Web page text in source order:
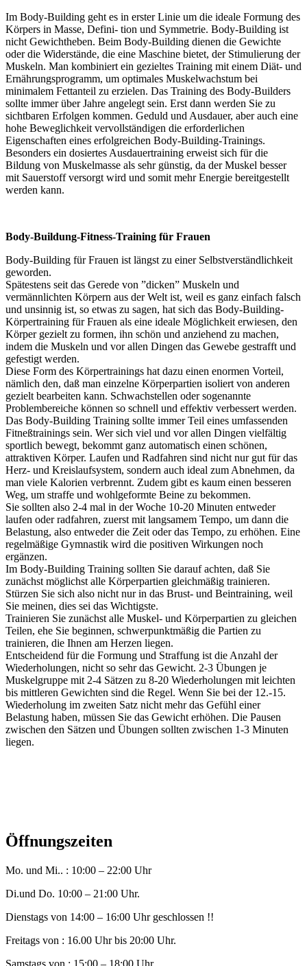
Im Body-Building geht es in erster Linie um die ideale Formung des
Körpers in Masse, Defini- tion und Symmetrie. Body-Building ist
nicht Gewichtheben. Beim Body-Building dienen die Gewichte
oder die Widerstände, die eine Maschine bietet, der Stimulierung der
Muskeln. Man kombiniert ein gezieltes Training mit einem Diät- und
Ernährungsprogramm, um optimales Muskelwachstum bei
minimalem Fettanteil zu erzielen. Das Training des Body-Builders
sollte immer über Jahre angelegt sein. Erst dann werden Sie zu
sichtbaren Erfolgen kommen. Geduld und Ausdauer, aber auch eine
hohe Beweglichkeit vervollständigen die erforderlichen
Eigenschaften eines erfolgreichen Body-Building-Trainings.
Besonders ein dosiertes Ausdauertraining erweist sich für die
Bildung von Muskelmasse als sehr günstig, da der Muskel besser
mit Sauerstoff versorgt wird und somit mehr Energie bereitgestellt
werden kann.
Body-Buildung-Fitness-Training für Frauen
Body-Building für Frauen ist längst zu einer Selbstverständlichkeit
geworden.
Spätestens seit das Gerede von ”dicken” Muskeln und
vermännlichten Körpern aus der Welt ist, weil es ganz einfach falsch
und unsinnig ist, so etwas zu sagen, hat sich das Body-Building-
Körpertraining für Frauen als eine ideale Möglichkeit erwiesen, den
Körper gezielt zu formen, ihn schön und anziehend zu machen,
indem die Muskeln und vor allen Dingen das Gewebe gestrafft und
gefestigt werden.
Diese Form des Körpertrainings hat dazu einen enormen Vorteil,
nämlich den, daß man einzelne Körperpartien isoliert von anderen
gezielt bearbeiten kann. Schwachstellen oder sogenannte
Problembereiche können so schnell und effektiv verbessert werden.
Das Body-Building Training sollte immer Teil eines umfassenden
Fitneßtrainings sein. Wer sich viel und vor allen Dingen vielfältig
sportlich bewegt, bekommt ganz automatisch einen schönen,
attraktiven Körper. Laufen und Radfahren sind nicht nur gut für das
Herz- und Kreislaufsystem, sondern auch ideal zum Abnehmen, da
man viele Kalorien verbrennt. Zudem gibt es kaum einen besseren
Weg, um straffe und wohlgeformte Beine zu bekommen.
Sie sollten also 2-4 mal in der Woche 10-20 Minuten entweder
laufen oder radfahren, zuerst mit langsamem Tempo, um dann die
Belastung, also entweder die Zeit oder das Tempo, zu erhöhen. Eine
regelmäßige Gymnastik wird die positiven Wirkungen noch
ergänzen.
Im Body-Building Training sollten Sie darauf achten, daß Sie
zunächst möglichst alle Körperpartien gleichmäßig trainieren.
Stürzen Sie sich also nicht nur in das Brust- und Beintraining, weil
Sie meinen, dies sei das Wichtigste.
Trainieren Sie zunächst alle Muskel- und Körperpartien zu gleichen
Teilen, ehe Sie beginnen, schwerpunktmäßig die Partien zu
trainieren, die Ihnen am Herzen liegen.
Entscheidend für die Formung und Straffung ist die Anzahl der
Wiederholungen, nicht so sehr das Gewicht. 2-3 Übungen je
Muskelgruppe mit 2-4 Sätzen zu 8-20 Wiederholungen mit leichten
bis mittleren Gewichten sind die Regel. Wenn Sie bei der 12.-15.
Wiederholung im zweiten Satz nicht mehr das Gefühl einer
Belastung haben, müssen Sie das Gewicht erhöhen. Die Pausen
zwischen den Sätzen und Übungen sollten zwischen 1-3 Minuten
liegen.
Öffnungszeiten
Mo. und Mi.. : 10:00 – 22:00 Uhr
Di.und Do. 10:00 – 21:00 Uhr.
Dienstags von 14:00 – 16:00 Uhr geschlossen !!
Freitags von : 16.00 Uhr bis 20:00 Uhr.
Samstags von : 15:00 – 18:00 Uhr